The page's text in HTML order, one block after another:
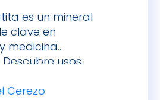
es un mineral
clave en
medicina
usos,
clínicas
Cerezo